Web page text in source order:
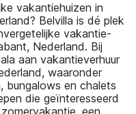
vakantiehuizen in
Belvilla is dé plek
vakantie-
Nederland. Bij
aan vakantieverhuur
waaronder
bungalows en chalets
die geïnteresseerd
een